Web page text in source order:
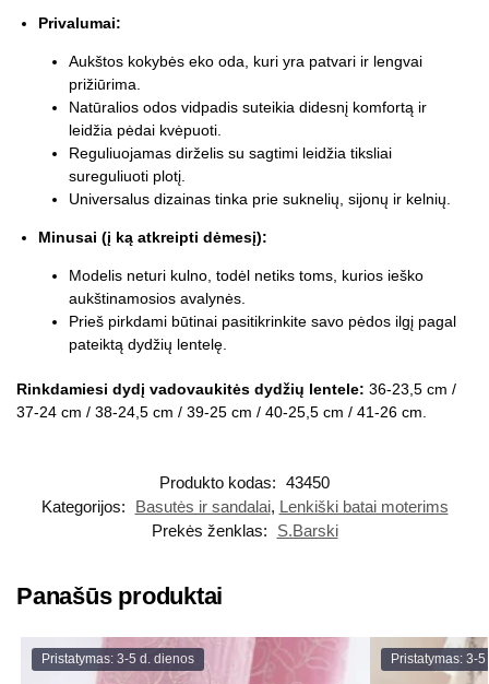
Privalumai:
Aukštos kokybės eko oda, kuri yra patvari ir lengvai
prižiūrima.
Natūralios odos vidpadis suteikia didesnį komfortą ir
leidžia pėdai kvėpuoti.
Reguliuojamas dirželis su sagtimi leidžia tiksliai
sureguliuoti plotį.
Universalus dizainas tinka prie suknelių, sijonų ir kelnių.
Minusai (į ką atkreipti dėmesį):
Modelis neturi kulno, todėl netiks toms, kurios ieško
aukštinamosios avalynės.
Prieš pirkdami būtinai pasitikrinkite savo pėdos ilgį pagal
pateiktą dydžių lentelę.
Rinkdamiesi dydį vadovaukitės dydžių lentele: 36-23,5 cm /
37-24 cm / 38-24,5 cm / 39-25 cm / 40-25,5 cm / 41-26 cm.
Produkto kodas: 43450
Kategorijos:
Basutės ir sandalai, Lenkiški batai moterims
Prekės ženklas:
S.Barski
Panašūs produktai
Pristatymas: 3-5 d. dienos Pristatymas: 3-